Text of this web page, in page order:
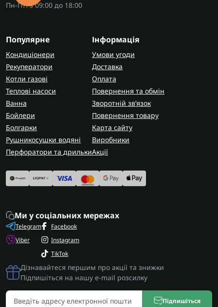
Пн-Пт: з 09:00 до 18:00
Популярне
Кондиціонери
Рекуператори
Котли газові
Теплові насоси
Ванна
Бойлери
Болгарки
Рушникосушки водяні
Перфоратори та дрильки
Інформація
Умови угоди
Доставка
Оплата
Повернення та обмін
Зворотній зв’язок
Повернення товару
Карта сайту
Виробники
Акції
Ми у соціальних мережах
Telegram
Viber
Facebook
Instagram
TikTok
Дізнавайтеся першим про акції та знижки
Підпишіться на нашу e-mail розсилку
Підпишіться